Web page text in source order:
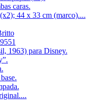
caras.
44 x 33 cm (marco)....
1963) para Disney.